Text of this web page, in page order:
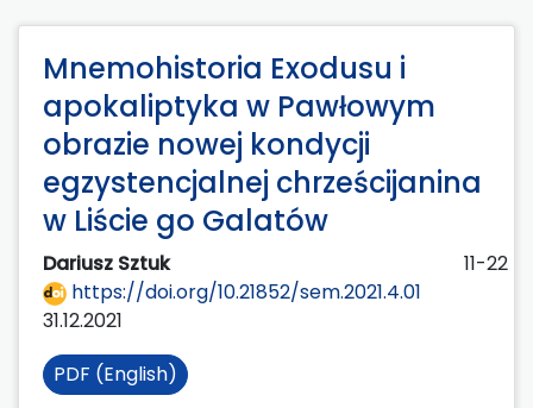
Mnemohistoria Exodusu i
apokaliptyka w Pawłowym
obrazie nowej kondycji
egzystencjalnej chrześcijanina
w Liście go Galatów
Dariusz Sztuk
11-22
https://doi.org/10.21852/sem.2021.4.01
31.12.2021
PDF (English)